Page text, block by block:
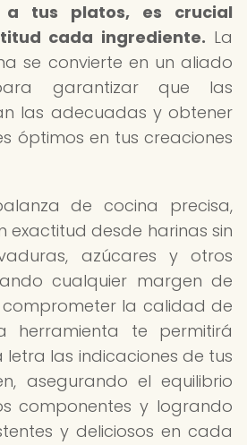
a tus platos, es crucial
cada ingrediente. La
se convierte en un aliado
garantizar que las
las adecuadas y obtener
óptimos en tus creaciones
de cocina precisa,
exactitud desde harinas sin
azúcares y otros
cualquier margen de
la calidad de
herramienta te permitirá
letra las indicaciones de tus
asegurando el equilibrio
componentes y logrando
y deliciosos en cada